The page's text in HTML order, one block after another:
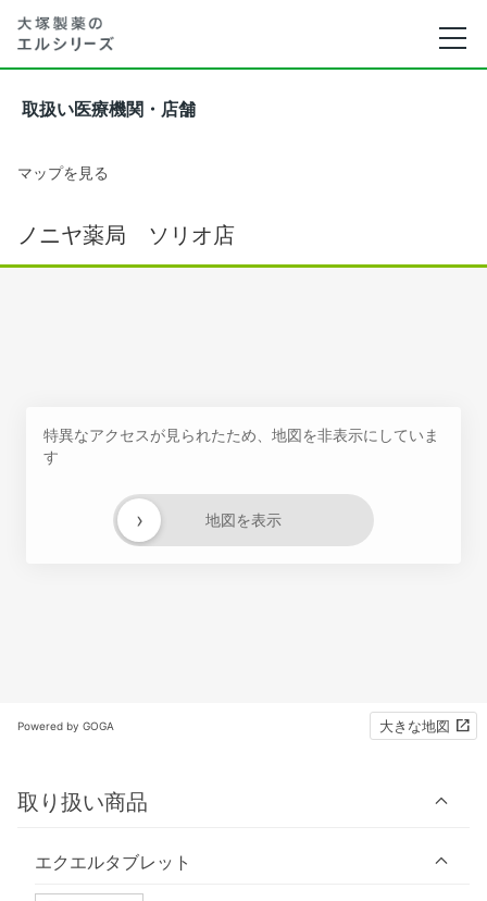
取扱い医療機関・店舗
マップを見る
ノニヤ薬局 ソリオ店
特異なアクセスが見られたため、地図を非表示にしていま
す
地図を表示
›
Powered by GOGA 大きな地図
取り扱い商品
エクエルタブレット